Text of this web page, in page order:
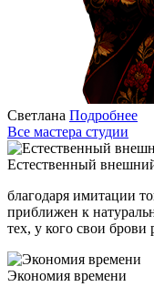
Светлана Подробнее
Все мастера студии
Естественный
благодаря имитации
приближен к
тех, у кого свои
Экономия времени